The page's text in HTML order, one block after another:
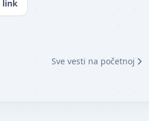
link
Sve vesti na početnoj